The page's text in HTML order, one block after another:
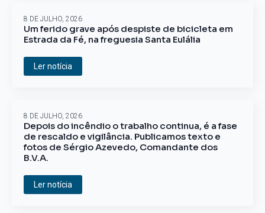
Um ferido grave após despiste de bicicleta em
Estrada da Fé, na freguesia Santa Eulália
8 DE JULHO, 2026
Ler notícia
Depois do incêndio o trabalho continua, é a fase
de rescaldo e vigilância. Publicamos texto e
fotos de Sérgio Azevedo, Comandante dos
B.V.A.
8 DE JULHO, 2026
Ler notícia